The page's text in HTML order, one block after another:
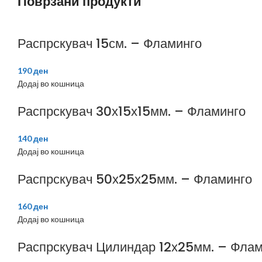
Распрскувач 15см. – Фламинго
190ден
Додај во кошница
Распрскувач 30х15х15мм. – Фламинго
140ден
Додај во кошница
Распрскувач 50х25х25мм. – Фламинго
160ден
Додај во кошница
Распрскувач Цилиндар 12х25мм. –